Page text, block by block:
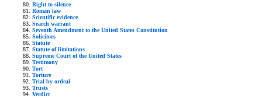
Right to silence
Roman law
Scientific evidence
Search warrant
Seventh Amendment to the United States Constitution
Solicitors
Statute
Statute of limitations
Supreme Court of the United States
Testimony
Tort
Torture
Trial by ordeal
Trusts
Verdict